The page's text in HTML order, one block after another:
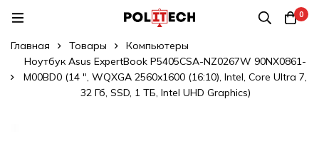
0
Главная Товары
Компьютеры
Ноутбук Asus ExpertBook P5405CSA-NZ0267W 90NX0861-
M00BD0 (14 ", WQXGA 2560x1600 (16:10), Intel, Core Ultra 7,
32 Гб, SSD, 1 ТБ, Intel UHD Graphics)